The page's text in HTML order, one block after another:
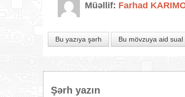
Müəllif: Farhad
Bu yazıya şərh Bu mövzuya aid sual
Şərh yazın